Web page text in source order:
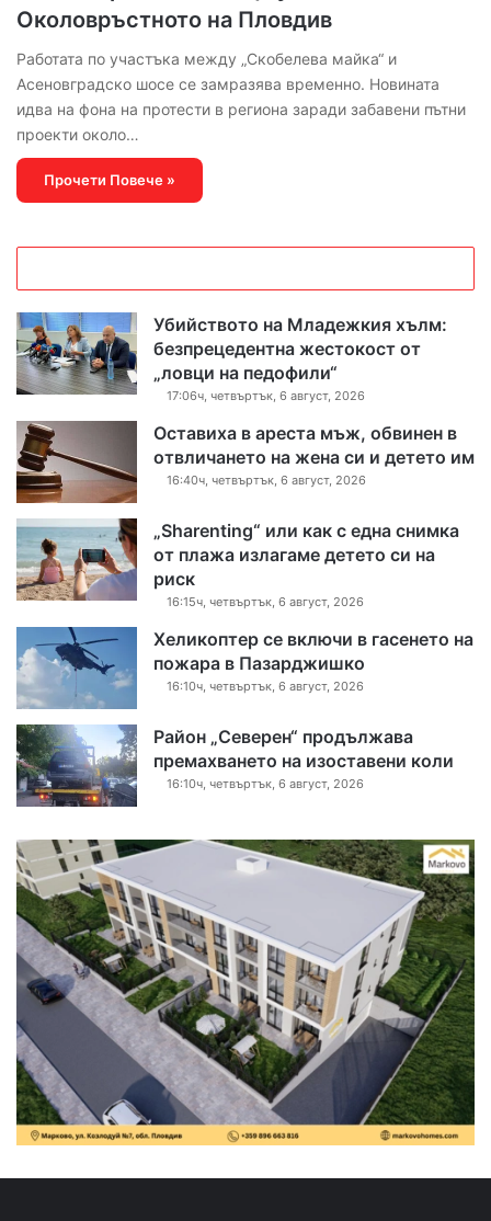
Околовръстното на Пловдив
Работата по участъка между „Скобелева майка“ и
Асеновградско шосе се замразява временно. Новината
идва на фона на протести в региона заради забавени пътни
проекти около…
Прочети Повече »
Убийството на Младежкия хълм:
безпрецедентна жестокост от
„ловци на педофили“
17:06ч, четвъртък, 6 август, 2026
Оставиха в ареста мъж, обвинен в
отвличането на жена си и детето им
16:40ч, четвъртък, 6 август, 2026
„Sharenting“ или как с една снимка
от плажа излагаме детето си на
риск
16:15ч, четвъртък, 6 август, 2026
Хеликоптер се включи в гасенето на
пожара в Пазарджишко
16:10ч, четвъртък, 6 август, 2026
Район „Северен“ продължава
премахването на изоставени коли
16:10ч, четвъртък, 6 август, 2026